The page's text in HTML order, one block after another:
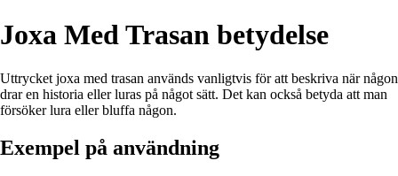
Joxa Med Trasan betydelse
Uttrycket joxa med trasan används vanligtvis för att beskriva när någon
drar en historia eller luras på något sätt. Det kan också betyda att man
försöker lura eller bluffa någon.
Exempel på användning